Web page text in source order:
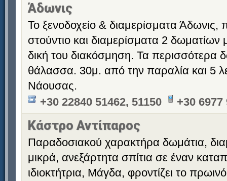
Άδωνις
Το ξενοδοχείο & διαμερίσματα
στούντιο και διαμερίσματα 2 δωματίων
δική του διακόσμηση. Τα περισσότερα
θάλασσα. 30μ. από την παραλία και 5
Νάουσας.
+30 22840 51462, 51150
+30 6977
Κάστρο Αντίπαρος
Παραδοσιακού χαρακτήρα δωμάτια,
μικρά, ανεξάρτητα σπίτια σε έναν
ιδιοκτήτρια, Μάγδα, φροντίζει το